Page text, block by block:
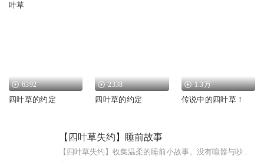
叶草
6392
四叶草的约定
2338
四叶草的约定
1.3万
传说中的四叶草！
【四叶草失约】睡前故事